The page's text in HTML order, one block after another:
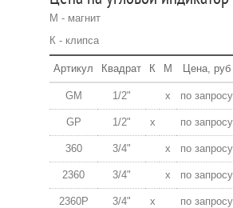
М - магнит
К - клипса
Артикул Квадрат К M Цена, руб
GM 1/2" x по запросу
GP 1/2" x по запросу
360 3/4" x по запросу
2360 3/4" x по запросу
2360P 3/4" x по запросу